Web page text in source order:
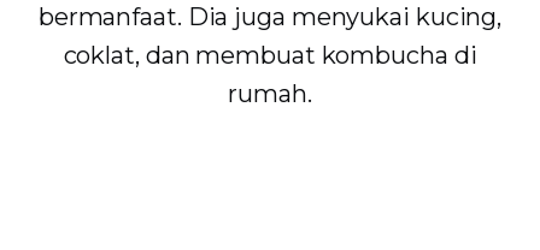
bermanfaat. Dia juga menyukai kucing,
coklat, dan membuat kombucha di
rumah.